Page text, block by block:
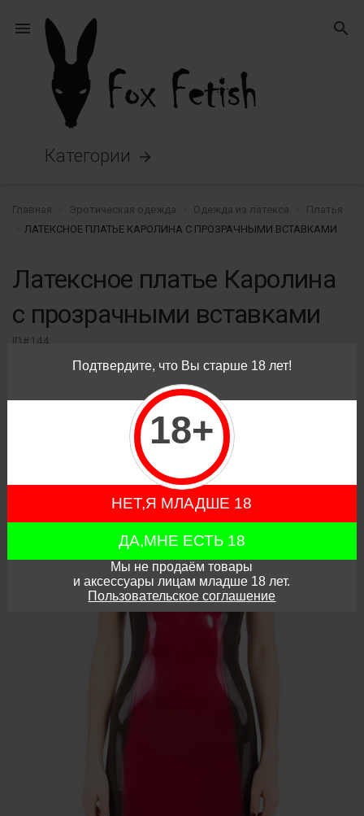
menu search
Категории arrow_forward
Главная Эротическая одежда Одежда из латекса
Платья
ЛАТЕКСНОЕ ПЛАТЬЕ КАРОЛИНА С ПРОЗРАЧНЫМИ ВСТАВКАМИ
Латексное платье Каролина
с прозрачными вставками
ID#144
Подтвердите, что Вы старше 18 лет!
18+
НЕТ,Я МЛАДШЕ 18
ДА,МНЕ ЕСТЬ 18
Мы не продаём товары
и аксессуары лицам младше 18 лет.
Пользовательское соглашение